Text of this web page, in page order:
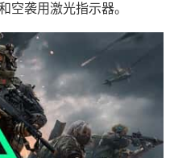
空袭用激光指示器。